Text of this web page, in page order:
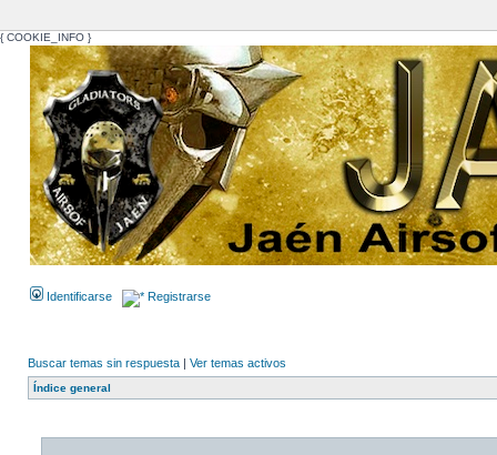
{ COOKIE_INFO }
Identificarse Registrarse
Buscar temas sin respuesta | Ver temas activos
Índice general